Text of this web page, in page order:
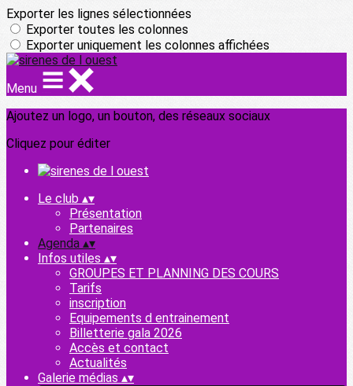
Exporter les lignes sélectionnées
Exporter toutes les colonnes
Exporter uniquement les colonnes affichées
Menu
Ajoutez un logo, un bouton, des réseaux sociaux
Cliquez pour éditer
Le club ▴▾
Présentation
Partenaires
Agenda ▴▾
Infos utiles ▴▾
GROUPES ET PLANNING DES COURS
Tarifs
inscription
Equipements d entrainement
Billetterie gala 2026
Accès et contact
Actualités
Galerie médias ▴▾